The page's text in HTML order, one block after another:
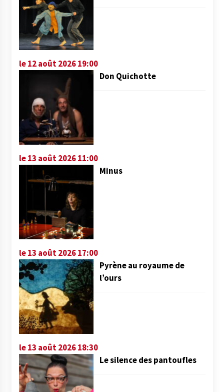
le 12 août 2026 19:00
Don Quichotte
le 13 août 2026 11:00
Minus
le 13 août 2026 17:00
Pyrène au royaume de
l’ours
le 13 août 2026 18:30
Le silence des pantoufles